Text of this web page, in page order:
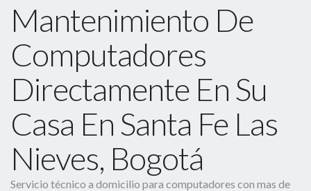
Mantenimiento De
Computadores
Directamente En Su
Casa En Santa Fe Las
Nieves, Bogotá
Servicio técnico a domicilio para computadores con mas de